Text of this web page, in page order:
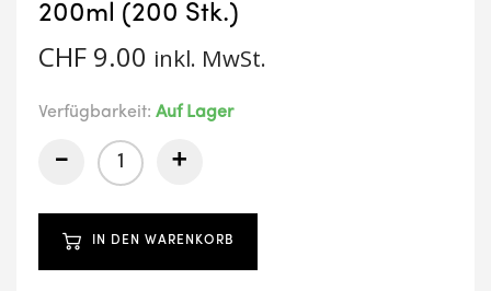
200ml (200 Stk.)
CHF 9.00 inkl. MwSt.
Verfügbarkeit: Auf Lager
- +
IN DEN WARENKORB